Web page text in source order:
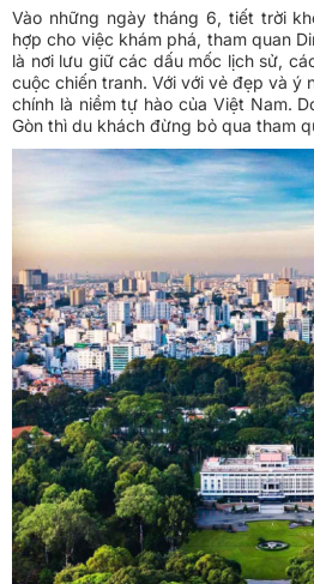
Vào những ngày tháng 6, tiết trời
hợp cho việc khám phá, tham quan
là nơi lưu giữ các dấu mốc lịch sử,
cuộc chiến tranh. Với với vẻ đẹp và ý
chính là niềm tự hào của Việt Nam.
Gòn thì du khách đừng bỏ qua tham